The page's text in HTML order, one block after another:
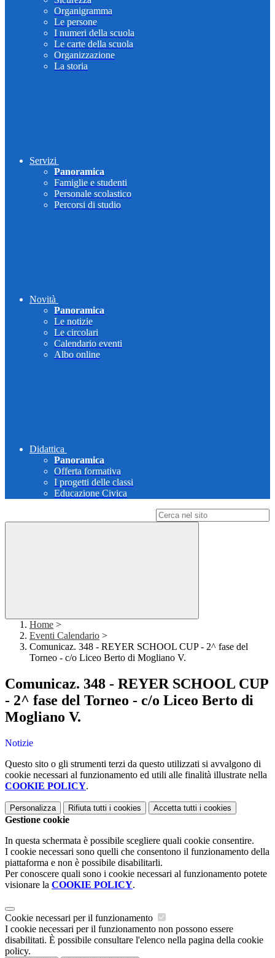
Organigramma
Le persone
I numeri della scuola
Le carte della scuola
Organizzazione
La storia
Servizi
Panoramica
Famiglie e studenti
Personale scolastico
Percorsi di studio
Novità
Panoramica
Le notizie
Le circolari
Calendario eventi
Albo online
Didattica
Panoramica
Offerta formativa
I progetti delle classi
Educazione Civica
Home >
Eventi Calendario >
Comunicaz. 348 - REYER SCHOOL CUP - 2^ fase del
Torneo - c/o Liceo Berto di Mogliano V.
Comunicaz. 348 - REYER SCHOOL CUP
- 2^ fase del Torneo - c/o Liceo Berto di
Mogliano V.
Notizie
Questo sito o gli strumenti terzi da questo utilizzati si avvalgono di
cookie necessari al funzionamento ed utili alle finalità illustrate nella
COOKIE POLICY.
Personalizza Rifiuta tutti i cookies Accetta tutti i cookies
Gestione cookie
In questa schermata è possibile scegliere quali cookie consentire.
I cookie necessari sono quelli che consentono il funzionamento della
piattaforma e non è possibile disabilitarli.
Per conoscere quali sono i cookie necessari al funzionamento potete
visionare la COOKIE POLICY.
Cookie necessari per il funzionamento
I cookie necessari per il funzionamento non possono essere
disabilitati. È possibile consultare l'elenco nella pagina della cookie
policy.